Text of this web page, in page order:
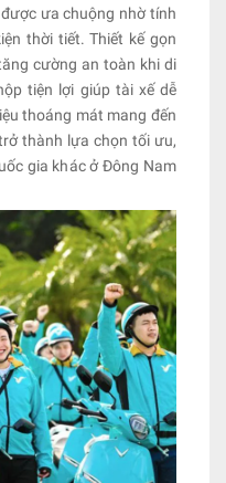
ưa chuộng nhờ tính
thời tiết. Thiết kế gọn
cường an toàn khi di
tiện lợi giúp tài xế dễ
thoáng mát mang đến
thành lựa chọn tối ưu,
gia khác ở Đông Nam